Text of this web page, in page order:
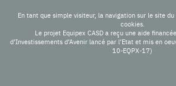
En tant que simple visiteur, la navigation sur le site
cookies.
Le projet Equipex CASD a reçu une aide
d’Investissements d’Avenir lancé par l’Etat et mis en
10-EQPX-17)